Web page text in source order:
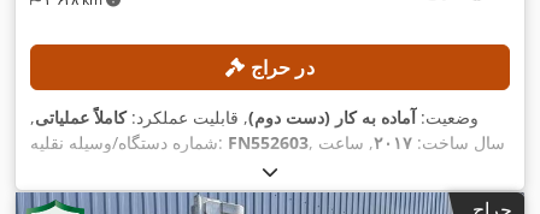
در حراج
وضعیت:آماده به کار (دست دوم), قابلیت عملکرد:کاملاً عملیاتی,
شماره دستگاه/وسیله نقلیه: FN552603 , سال ساخت: ۲۰۱۷, ساعت
, نوع دکل:
ارتفاع سازه:۲٬۵۲۰ میلی‌متر , تجهیزات:جابجایی جانبی ,
حراج